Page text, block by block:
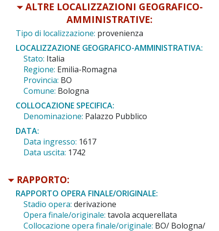
ALTRE LOCALIZZAZIONI GEOGRAFICO-
AMMINISTRATIVE:
Tipo di localizzazione: provenienza
LOCALIZZAZIONE GEOGRAFICO-AMMINISTRATIVA:
Stato: Italia
Regione: Emilia-Romagna
Provincia: BO
Comune: Bologna
COLLOCAZIONE SPECIFICA:
Denominazione: Palazzo Pubblico
DATA:
Data ingresso: 1617
Data uscita: 1742
RAPPORTO:
RAPPORTO OPERA FINALE/ORIGINALE:
Stadio opera: derivazione
Opera finale/originale: tavola acquerellata
Collocazione opera finale/originale: BO/ Bologna/